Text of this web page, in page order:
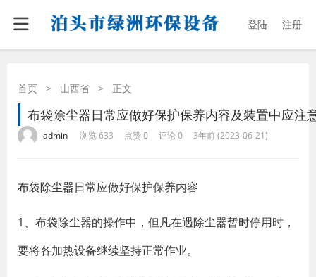
登陆 注册
首页 > 山西省 > 正文
布袋除尘器日常应做好保护保养内容及装置中应注
admin 浏览 633 点赞 0 评论 0 3年前 (2023-06-21)
布袋除尘器日常应做好保护保养内容
1、布袋除尘器的操作中，但凡在遇除尘器暂时停用时，
要将各加热设备继续坚持正常作业。